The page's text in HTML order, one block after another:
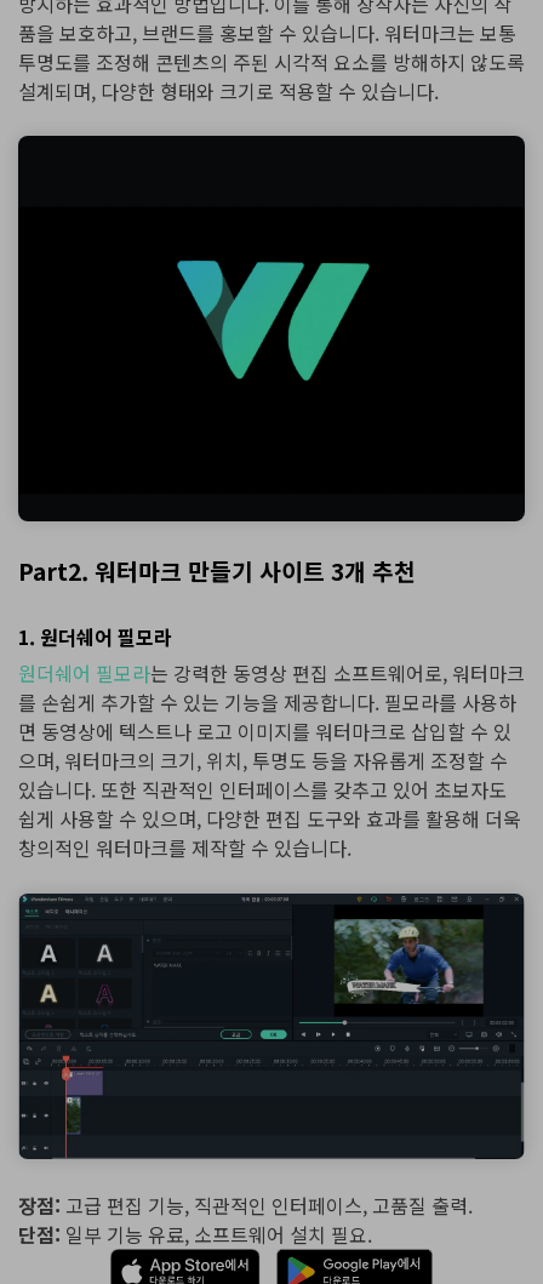
품을 보호하고, 브랜드를 홍보할 수 있습니다. 워터마크는 보통
투명도를 조정해 콘텐츠의 주된 시각적 요소를 방해하지 않도록
설계되며, 다양한 형태와 크기로 적용할 수 있습니다.
Part2. 워터마크 만들기 사이트 3개 추천
1. 원더쉐어 필모라
원더쉐어 필모라는 강력한 동영상 편집 소프트웨어로, 워터마크
를 손쉽게 추가할 수 있는 기능을 제공합니다. 필모라를 사용하
면 동영상에 텍스트나 로고 이미지를 워터마크로 삽입할 수 있
으며, 워터마크의 크기, 위치, 투명도 등을 자유롭게 조정할 수
있습니다. 또한 직관적인 인터페이스를 갖추고 있어 초보자도
쉽게 사용할 수 있으며, 다양한 편집 도구와 효과를 활용해 더욱
창의적인 워터마크를 제작할 수 있습니다.
장점: 고급 편집 기능, 직관적인 인터페이스, 고품질 출력.
단점: 일부 기능 유료, 소프트웨어 설치 필요.